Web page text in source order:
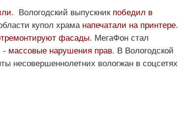
. Вологодский выпускник победил в
купол храма напечатали на принтере.
фасады. МегаФон стал
- массовые нарушения прав. В Вологодской
несовершеннолетних вологжан в соцсетях